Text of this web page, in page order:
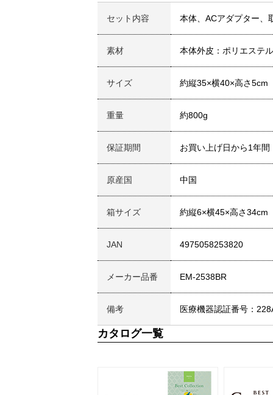
セット内容 本体、ACアダプター、
素材 本体外皮：ポリエステ
サイズ 約縦35×横40×高さ5cm
重量 約800g
保証期間 お買い上げ日から1年間
原産国 中国
箱サイズ 約縦6×横45×高さ34cm
JAN 4975058253820
メーカー品番 EM-2538BR
備考 医療機器認証番号：
カタログ一覧